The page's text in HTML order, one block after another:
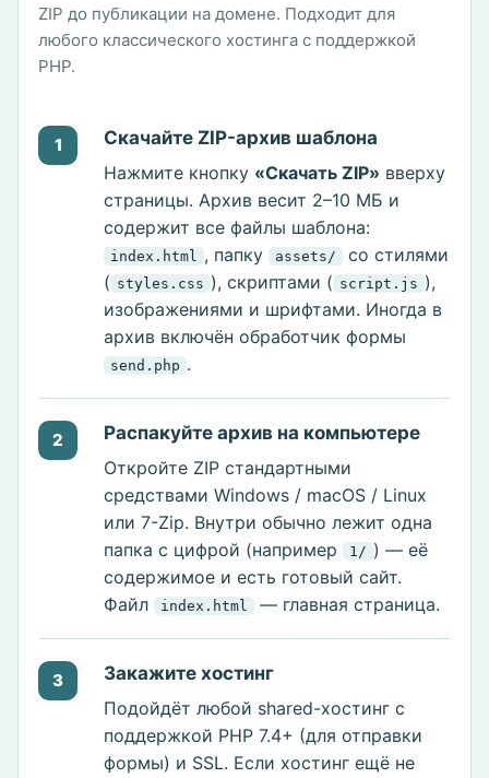
ZIP до публикации на домене. Подходит для
любого классического хостинга с поддержкой
PHP.
1
Скачайте ZIP-архив шаблона
Нажмите кнопку «Скачать ZIP» вверху
страницы. Архив весит 2–10 МБ и
содержит все файлы шаблона:
index.html , папку assets/
со стилями
( styles.css ), скриптами ( script.js ),
изображениями и шрифтами. Иногда в
архив включён обработчик формы
send.php .
2
Распакуйте архив на компьютере
Откройте ZIP стандартными
средствами Windows / macOS / Linux
или 7-Zip. Внутри обычно лежит одна
папка с цифрой (например
1/ ) — её
содержимое и есть готовый сайт.
Файл
index.html — главная страница.
3
Закажите хостинг
Подойдёт любой shared-хостинг с
поддержкой PHP 7.4+ (для отправки
формы) и SSL. Если хостинг ещё не